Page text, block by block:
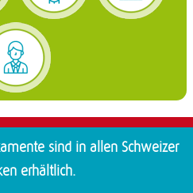
sind in allen Schweizer
erhältlich.